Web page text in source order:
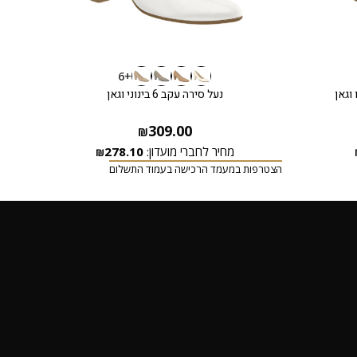
+6
נעל סירה עקב 6 בינוני וגאן
₪309.00
מחיר לחברי מועדון: ₪278.10
הצטרפות במעמד הרכישה בעמוד התשלום